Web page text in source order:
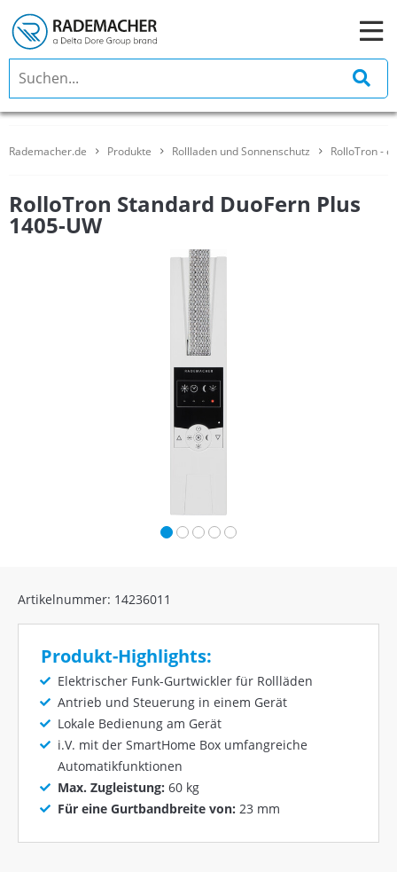
Rademacher.de Produkte Rollladen und Sonnenschutz RolloTron -
RolloTron Standard DuoFern Plus
1405-UW
Artikelnummer: 14236011
Produkt-Highlights:
Elektrischer Funk-Gurtwickler für Rollläden
Antrieb und Steuerung in einem Gerät
Lokale Bedienung am Gerät
i.V. mit der SmartHome Box umfangreiche
Automatikfunktionen
Max. Zugleistung: 60 kg
Für eine Gurtbandbreite von: 23 mm